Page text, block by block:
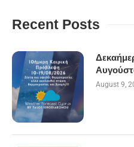
Recent Posts
August 9,